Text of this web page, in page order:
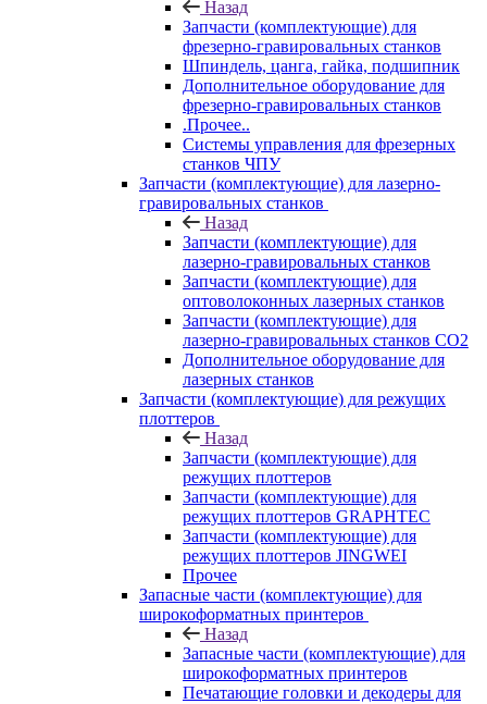
Назад
Запчасти (комплектующие) для
фрезерно-гравировальных станков
Шпиндель, цанга, гайка, подшипник
Дополнительное оборудование для
фрезерно-гравировальных станков
.Прочее..
Системы управления для фрезерных
станков ЧПУ
Запчасти (комплектующие) для лазерно-
гравировальных станков
Назад
Запчасти (комплектующие) для
лазерно-гравировальных станков
Запчасти (комплектующие) для
оптоволоконных лазерных станков
Запчасти (комплектующие) для
лазерно-гравировальных станков CO2
Дополнительное оборудование для
лазерных станков
Запчасти (комплектующие) для режущих
плоттеров
Назад
Запчасти (комплектующие) для
режущих плоттеров
Запчасти (комплектующие) для
режущих плоттеров GRAPHTEC
Запчасти (комплектующие) для
режущих плоттеров JINGWEI
Прочее
Запасные части (комплектующие) для
широкоформатных принтеров
Назад
Запасные части (комплектующие) для
широкоформатных принтеров
Печатающие головки и декодеры для